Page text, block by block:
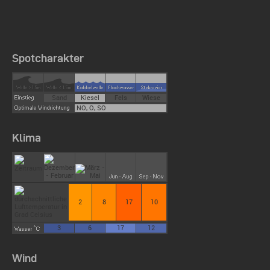
Spotcharakter
Sand Kiesel Fels
Wiese
NO, O, SO
Klima
2 8 17 10
3 6 17 12
Wind